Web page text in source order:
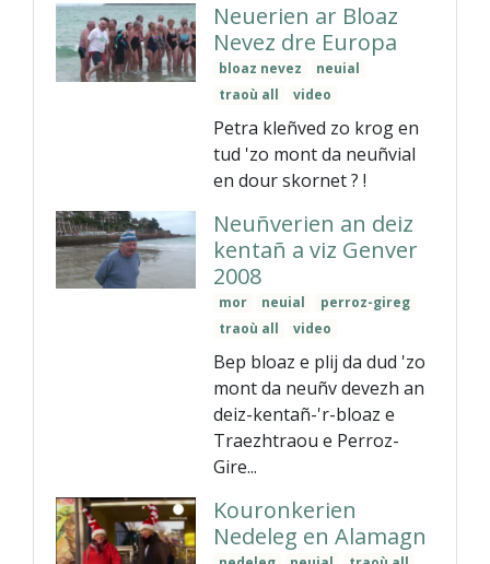
Neuerien ar Bloaz
Nevez dre Europa
bloaz nevez
neuial
traoù all
video
Petra kleñved zo krog en
tud 'zo mont da neuñvial
en dour skornet ? !
Neuñverien an deiz
kentañ a viz Genver
2008
mor neuial
perroz-gireg
traoù all
video
Bep bloaz e plij da dud 'zo
mont da neuñv devezh an
deiz-kentañ-'r-bloaz e
Traezhtraou e Perroz-
Gire...
Kouronkerien
Nedeleg en Alamagn